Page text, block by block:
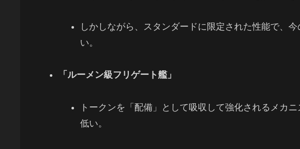
しかしながら、スタンダードに限定された性能で、
い。
「ルーメン級フリゲート艦」
トークンを「配備」として吸収して強化されるメカ
低い。